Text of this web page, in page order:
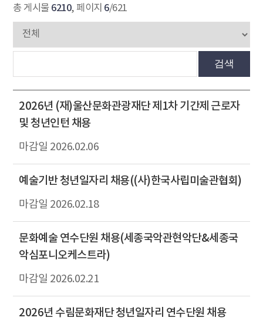
총 게시물 6210, 페이지 6/621
검색
2026년 (재)울산문화관광재단 제1차 기간제 근로자
및 청년인턴 채용
2026.02.06
예술기반 청년일자리 채용((사)한국사립미술관협회)
2026.02.18
문화예술 연수단원 채용(세종국악관현악단&세종국
악심포니오케스트라)
2026.02.21
2026년 수림문화재단 청년일자리 연수단원 채용